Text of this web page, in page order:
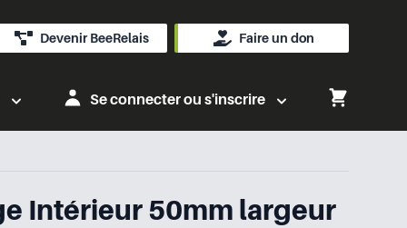
Devenir BeeRelais Faire un don
Se connecter ou s'inscrire
Intérieur 50mm largeur